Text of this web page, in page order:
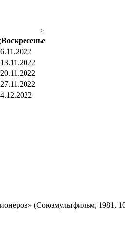
>
Воскресенье
13.11.2022
20.11.2022
27.11.2022
(Союзмультфильм, 1981,